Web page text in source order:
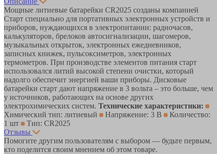
Мощные литиевые батарейки CR2025 созданы компанией
Старт специально для портативных электронных устройств и
приборов, нуждающихся в электропитании: радиочасов,
калькуляторов, брелоков автосигнализации, шагомеров,
музыкальных открыток, электронных ежедневников,
записных книжек, пульсоксиметров, электронных
термометров. При производстве элементов питания старт
использовался литий высокой степени очистки, который
надолго обеспечит энергией ваши приборы. Дисковые
батарейки старт дают напряжение в 3 вольта – это больше, чем
у источников, работающих на основе других
электрохимических систем. Технические характеристики:
Химический тип: литиевый
Напряжение: 3 В
Количество:
1 шт
Тип: CR2025
Отзывы
Помогите другим пользователям с выбором — будьте первым,
кто поделится своим мнением об этом товаре.